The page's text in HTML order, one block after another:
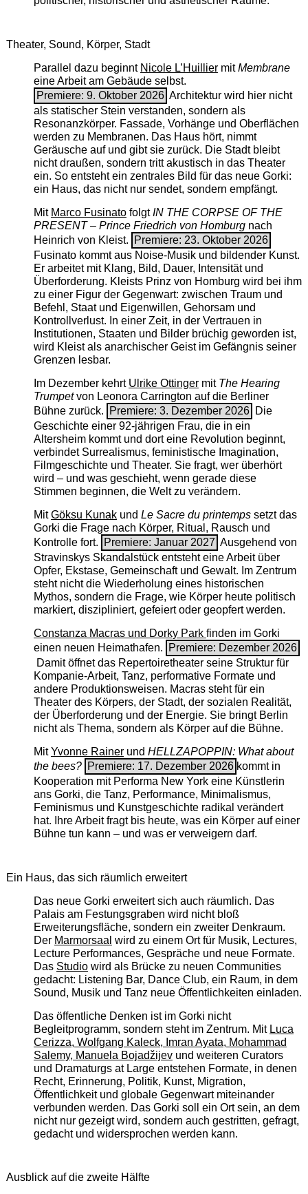
Theater, Sound, Körper, Stadt
Parallel dazu beginnt Nicole L’Huilliermit ­Membrane
eine Arbeit am Gebäude selbst.
Premiere: 9. Oktober 2026 Architektur wird hier nicht
als statischer Stein verstanden, sondern als
Resonanzkörper. Fassade, Vorhänge und Oberflächen
werden zu Membranen. Das Haus hört, nimmt
Geräusche auf und gibt sie zurück. Die Stadt bleibt
nicht draußen, sondern tritt akustisch in das Theater
ein. So entsteht ein zentrales Bild für das neue Gorki:
ein Haus, das nicht nur sendet, sondern empfängt.
Mit Marco FusinatofolgtIN THE CORPSE OF THE
PRESENT – Prince Friedrich von Homburgnach
Heinrich von Kleist.
Premiere: 23. Oktober 2026
Fusinato kommt aus Noise-Musik und bildender Kunst.
Er arbeitet mit Klang, Bild, Dauer, Intensität und
Überforderung. Kleists Prinz von Homburg wird bei ihm
zu einer Figur der Gegenwart: zwischen Traum und
Befehl, Staat und Eigenwillen, Gehorsam und
Kontrollverlust. In einer Zeit, in der Vertrauen in
Institutionen, Staaten und Bilder brüchig geworden ist,
wird Kleist als anarchischer Geist im Gefängnis seiner
Grenzen lesbar.
Im Dezember kehrt Ulrike Ottingermit The ­Hearing
Trumpetvon Leonora Carrington auf die Berliner
Bühne zurück.
Premiere: 3. Dezember 2026 Die
Geschichte einer 92-jährigen Frau, die in ein
Altersheim kommt und dort eine Revolution beginnt,
verbindet Surrealismus, feministische Imagination,
Filmgeschichte und Theater. Sie fragt, wer überhört
wird – und was geschieht, wenn gerade diese
Stimmen beginnen, die Welt zu verändern.
MitGöksu Kunakund Le Sacre du printempssetzt das
Gorki die Frage nach Körper, Ritual, Rausch und
Kontrolle fort.
Premiere: Januar 2027 Ausgehend von
Stravinskys Skandalstück entsteht eine Arbeit über
Opfer, Ekstase, Gemeinschaft und Gewalt. Im Zentrum
steht nicht die Wiederholung eines historischen
Mythos, sondern die Frage, wie Körper heute politisch
markiert, diszipliniert, gefeiert oder geopfert werden.
Constanza Macras und Dorky Park finden im Gorki
einen neuen Heimathafen.
Premiere: Dezember 2026
Damit öffnet das Repertoiretheater seine Struktur für
Kompanie-Arbeit, Tanz, performative Formate und
andere Produktionsweisen. Macras steht für ein
Theater des Körpers, der Stadt, der sozialen Realität,
der Überforderung und der Energie. Sie bringt Berlin
nicht als Thema, sondern als Körper auf die Bühne.
MitYvonne Rainerund HELLZAPOPPIN: What about
the bees? Premiere: 17. Dezember 2026 kommt in
Kooperation mit Performa New York eine Künstlerin
ans Gorki, die Tanz, Performance, Minimalismus,
Feminismus und Kunstgeschichte radikal verändert
hat. Ihre Arbeit fragt bis heute, was ein Körper auf einer
Bühne tun kann – und was er verweigern darf.
Ein Haus, das sich räumlich erweitert
Das neue Gorki erweitert sich auch räumlich. Das
Palais am Festungsgraben wird nicht bloß
Erweiterungsfläche, sondern ein zweiter Denkraum.
Der Marmorsaal wird zu einem Ort für Musik, Lectures,
Lecture Performances, Gespräche und neue Formate.
Das Studiowird als Brücke zu neuen Communities
gedacht: Listening Bar, Dance Club, ein Raum, in dem
Sound, Musik und Tanz neue Öffentlichkeiten einladen.
Das öffentliche Denken ist im Gorki nicht
Begleitprogramm, sondern steht im Zentrum. Mit Luca
Cerizza, Wolfgang Kaleck, Imran Ayata, Mohammad
Salemy, Manuela Bojadžijevund weiteren Curators
und Dramaturgs at Large entstehen Formate, in denen
Recht, Erinnerung, Politik, Kunst, Migration,
Öffentlichkeit und globale Gegenwart miteinander
verbunden werden. Das Gorki soll ein Ort sein, an dem
nicht nur gezeigt wird, sondern auch gestritten, gefragt,
gedacht und widersprochen werden kann.
Ausblick auf die zweite Hälfte